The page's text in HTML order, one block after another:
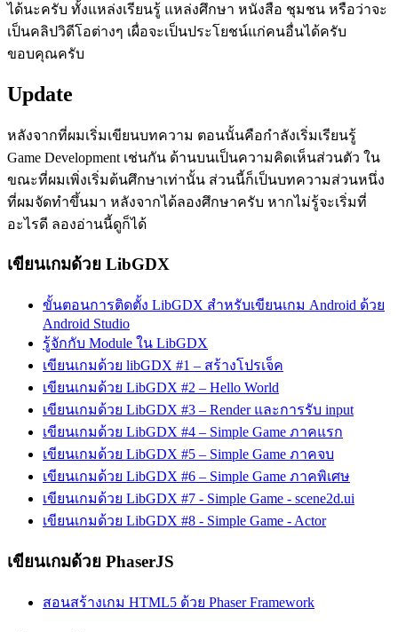
ได้นะครับ ทั้งแหล่งเรียนรู้ แหล่งศึกษา หนังสือ ชุมชน หรือว่าจะ
เป็นคลิปวิดีโอต่างๆ เผื่อจะเป็นประโยชน์แก่คนอื่นได้ครับ
ขอบคุณครับ
Update
หลังจากที่ผมเริ่มเขียนบทความ ตอนนั้นคือกำลังเริ่มเรียนรู้
Game Development เช่นกัน ด้านบนเป็นความคิดเห็นส่วนตัว ใน
ขณะที่ผมเพิ่งเริ่มต้นศึกษาเท่านั้น ส่วนนี้ก็เป็นบทความส่วนหนึ่ง
ที่ผมจัดทำขึ้นมา หลังจากได้ลองศึกษาครับ หากไม่รู้จะเริ่มที่
อะไรดี ลองอ่านนี้ดูก็ได้
เขียนเกมด้วย LibGDX
ขั้นตอนการติดตั้ง LibGDX สำหรับเขียนเกม Android ด้วย
Android Studio
รู้จักกับ Module ใน LibGDX
เขียนเกมด้วย libGDX #1 – สร้างโปรเจ็ค
เขียนเกมด้วย LibGDX #2 – Hello World
เขียนเกมด้วย LibGDX #3 – Render และการรับ input
เขียนเกมด้วย LibGDX #4 – Simple Game ภาคแรก
เขียนเกมด้วย LibGDX #5 – Simple Game ภาคจบ
เขียนเกมด้วย LibGDX #6 – Simple Game ภาคพิเศษ
เขียนเกมด้วย LibGDX #7 - Simple Game - scene2d.ui
เขียนเกมด้วย LibGDX #8 - Simple Game - Actor
เขียนเกมด้วย PhaserJS
สอนสร้างเกม HTML5 ด้วย Phaser Framework